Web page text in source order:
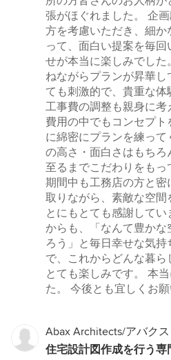
5
張がほぐれました。 企
方を考慮いただき、細
って、面白い提案を毎
せが本当に楽しみでし
ねながらプランが昇華
ても刺激的で、貴重な
工事費の調整も親身に
費用の中でもコンセプ
に綿密にプランを練っ
の高さ・面白さはもち
至るまでこだわりをも
期間中も工務店の方と
取りながら、素敵な空間
とにもとても感謝して
からも、「なんて豊か
ろう」と毎日幸せな気
で、これからどんな暮ら
とても楽しみです。 本
た。 今後とも宜しくお
Abax Architects/アバク
住宅設計図作成を行う専